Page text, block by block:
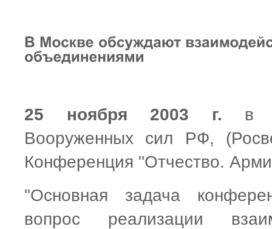
25 ноября 2003 г. в
Вооруженных сил РФ,
Конференция "Отчество.
"Основная задача
вопрос реализации